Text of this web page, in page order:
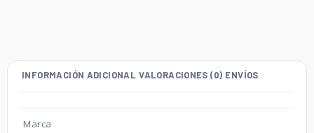
INFORMACIÓN ADICIONAL VALORACIONES (0) ENVÍOS
Marca